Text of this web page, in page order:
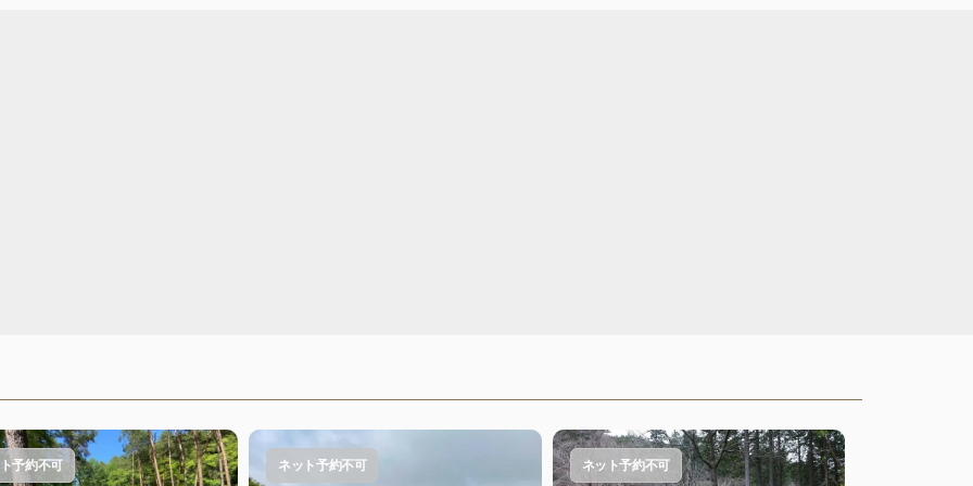
予約不可 ネット予約不可 ネット予約不可